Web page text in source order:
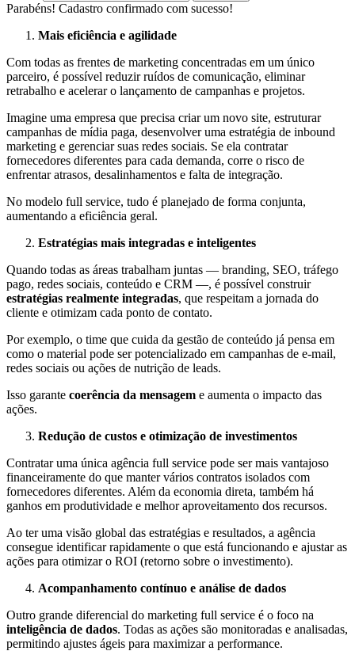
Parabéns! Cadastro confirmado com sucesso!
Mais eficiência e agilidade
Com todas as frentes de marketing concentradas em um único
parceiro, é possível reduzir ruídos de comunicação, eliminar
retrabalho e acelerar o lançamento de campanhas e projetos.
Imagine uma empresa que precisa criar um novo site, estruturar
campanhas de mídia paga, desenvolver uma estratégia de inbound
marketing e gerenciar suas redes sociais. Se ela contratar
fornecedores diferentes para cada demanda, corre o risco de
enfrentar atrasos, desalinhamentos e falta de integração.
No modelo full service, tudo é planejado de forma conjunta,
aumentando a eficiência geral.
Estratégias mais integradas e inteligentes
Quando todas as áreas trabalham juntas — branding, SEO, tráfego
pago, redes sociais, conteúdo e CRM —, é possível construir
estratégias realmente integradas, que respeitam a jornada do
cliente e otimizam cada ponto de contato.
Por exemplo, o time que cuida da gestão de conteúdo já pensa em
como o material pode ser potencializado em campanhas de e-mail,
redes sociais ou ações de nutrição de leads.
Isso garante coerência da mensagem e aumenta o impacto das
ações.
Redução de custos e otimização de investimentos
Contratar uma única agência full service pode ser mais vantajoso
financeiramente do que manter vários contratos isolados com
fornecedores diferentes. Além da economia direta, também há
ganhos em produtividade e melhor aproveitamento dos recursos.
Ao ter uma visão global das estratégias e resultados, a agência
consegue identificar rapidamente o que está funcionando e ajustar as
ações para otimizar o ROI (retorno sobre o investimento).
Acompanhamento contínuo e análise de dados
Outro grande diferencial do marketing full service é o foco na
inteligência de dados. Todas as ações são monitoradas e analisadas,
permitindo ajustes ágeis para maximizar a performance.